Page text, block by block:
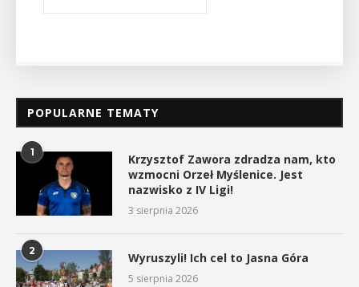
POPULARNE TEMATY
1
Krzysztof Zawora zdradza nam, kto
wzmocni Orzeł Myślenice. Jest
nazwisko z IV Ligi!
3 sierpnia 2026
2 Wyruszyli! Ich cel to Jasna Góra
5 sierpnia 2026